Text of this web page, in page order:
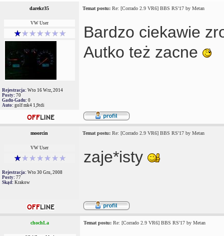
darekr35 Temat postu: Re: [Corrado 2.9 VR6] BBS RS'17 by Metan
VW User
Rejestracja: Wto 16 Wrz, 2014
Posty: 70
Gadu-Gadu: 0
Auto: golf mk4 1,9tdi
Bardzo ciekawie
Autko też zacne
moorcin Temat postu: Re: [Corrado 2.9 VR6] BBS RS'17 by Metan
VW User
Rejestracja: Wto 30 Gru, 2008
Posty: 77
Skąd: Krakow
zaje*isty
chochLa Temat postu: Re: [Corrado 2.9 VR6] BBS RS'17 by Metan